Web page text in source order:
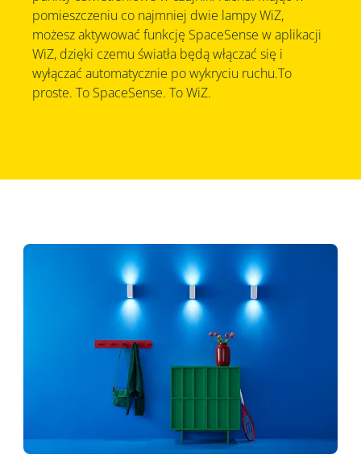
pomieszczeniu co najmniej dwie lampy WiZ,
możesz aktywować funkcję SpaceSense w aplikacji
WiZ, dzięki czemu światła będą włączać się i
wyłączać automatycznie po wykryciu ruchu.To
proste. To SpaceSense. To WiZ.